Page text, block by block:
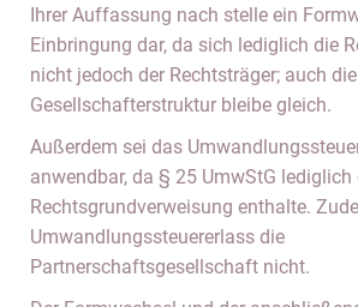
Ihrer Auffassung nach stelle ein
Einbringung dar, da sich lediglich die
nicht jedoch der Rechtsträger; auch die
Gesellschafterstruktur bleibe gleich.
Außerdem sei das
anwendbar, da § 25 UmwStG lediglich
Rechtsgrundverweisung enthalte.
Umwandlungssteuererlass die
Partnerschaftsgesellschaft nicht.